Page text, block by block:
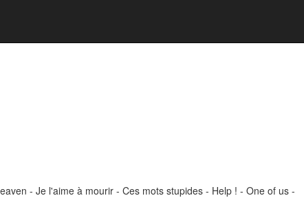
- Je l'aime à mourir - Ces mots stupides - Help ! - One of us -